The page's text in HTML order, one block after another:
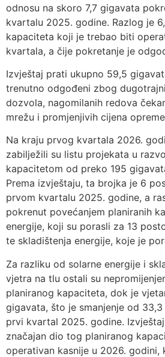
odnosu na skoro 7,7 gigavata
kvartalu 2025. godine. Razlog je
kapaciteta koji je trebao biti
kvartala, a čije pokretanje je
Izvještaj prati ukupno 59,5
trenutno odgođeni zbog
dozvola, nagomilanih redova
mrežu i promjenjivih cijena
Na kraju prvog kvartala 2026.
zabilježili su listu projekata u
kapacitetom od preko 195
Prema izvještaju, ta brojka je 6
prvom kvartalu 2025. godine, a
pokrenut povećanjem planiranih
energije, koji su porasli za 13
te skladištenja energije, koje je
Za razliku od solarne energije i
vjetra na tlu ostali su
planiranog kapaciteta, dok je
gigavata, što je smanjenje od
prvi kvartal 2025. godine.
značajan dio tog planiranog
operativan kasnije u 2026. godini,